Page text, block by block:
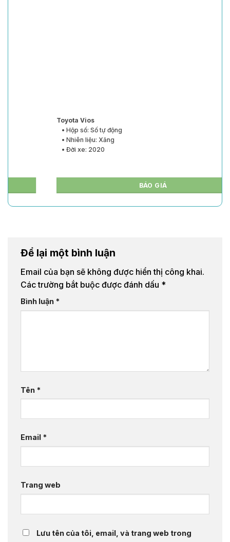
• Hộp số: Số tự động
• Nhiên liệu: Xăng
• Đời xe: 2020
Để lại một bình luận
Email của bạn sẽ không được hiển thị công khai.
Các trường bắt buộc được đánh dấu *
Bình luận *
Tên *
Email *
Trang web
Lưu tên của tôi, email, và trang web trong